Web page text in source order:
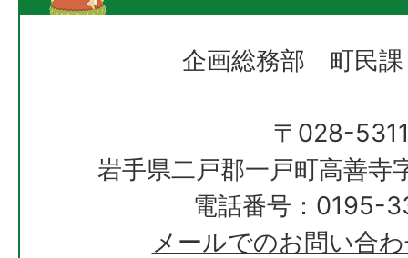
企画総務部 町民
〒028-
岩手県二戸郡一戸町高善寺
電話番号：0195-
メールでのお問い合